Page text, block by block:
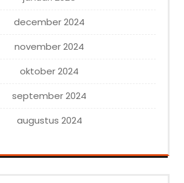
december 2024
november 2024
oktober 2024
september 2024
augustus 2024